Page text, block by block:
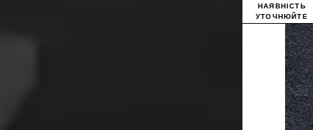
НАЯВНІСТЬ
УТОЧНЮЙТЕ